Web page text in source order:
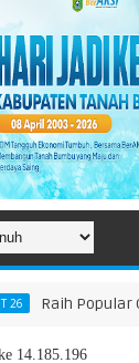
Popular
Arah
14.185.196